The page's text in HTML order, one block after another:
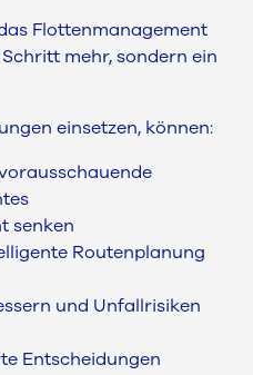
Flottenmanagement
mehr, sondern ein
einsetzen, können:
senken
Routenplanung
und Unfallrisiken
Entscheidungen